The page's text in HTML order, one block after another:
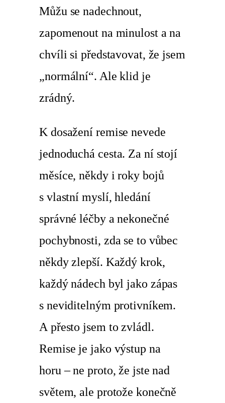
Můžu se nadechnout,
zapomenout na minulost a na
chvíli si představovat, že jsem
„normální“. Ale klid je
zrádný.
K dosažení remise nevede
jednoduchá cesta. Za ní stojí
měsíce, někdy i roky bojů
s vlastní myslí, hledání
správné léčby a nekonečné
pochybnosti, zda se to vůbec
někdy zlepší. Každý krok,
každý nádech byl jako zápas
s neviditelným protivníkem.
A přesto jsem to zvládl.
Remise je jako výstup na
horu – ne proto, že jste nad
světem, ale protože konečně